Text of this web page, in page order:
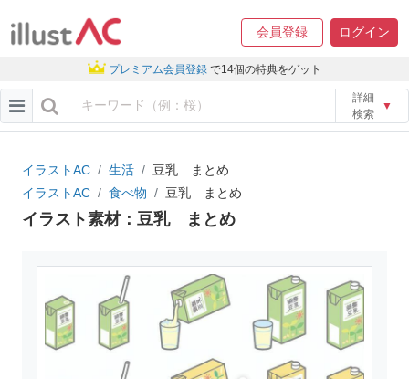
会員登録 ログイン
プレミアム会員登録 で14個の特典をゲット
詳細
検索
▼
イラストAC 生活
豆乳 まとめ
イラストAC
食べ物 豆乳 まとめ
イラスト素材：豆乳 まとめ